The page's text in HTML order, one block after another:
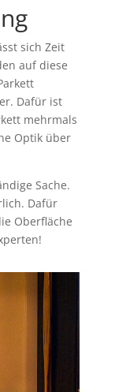
sich Zeit
auf diese
Dafür ist
mehrmals
Optik über
Sache.
Dafür
Oberfläche